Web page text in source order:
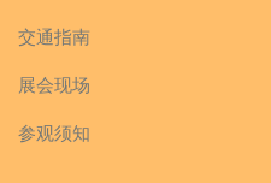
交通指南
展会现场
参观须知